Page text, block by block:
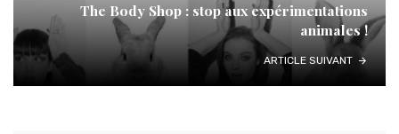
The Body Shop : stop aux expérimentations
animales !
ARTICLE SUIVANT